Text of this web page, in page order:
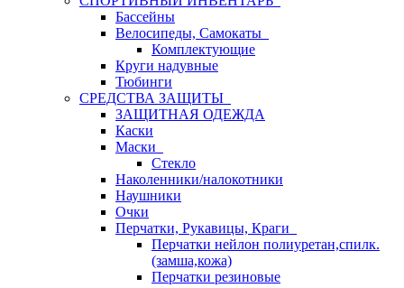
Бассейны
Велосипеды, Самокаты
Комплектующие
Круги надувные
Тюбинги
СРЕДСТВА ЗАЩИТЫ
ЗАЩИТНАЯ ОДЕЖДА
Каски
Маски
Стекло
Наколенники/налокотники
Наушники
Очки
Перчатки, Рукавицы, Краги
Перчатки нейлон полиуретан,спилк.
(замша,кожа)
Перчатки резиновые